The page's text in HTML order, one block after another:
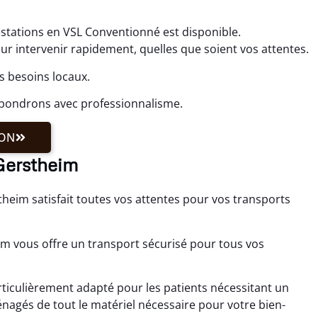
en VSL Conventionné est disponible.
intervenir rapidement, quelles que soient vos attentes.
besoins locaux.
avec professionnalisme.
satisfait toutes vos attentes pour vos transports
vous offre un transport sécurisé pour tous vos
adapté pour les patients nécessitant un
de tout le matériel nécessaire pour votre bien-